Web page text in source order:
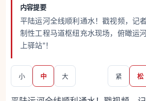
内容提要
平陆运河全线顺利通水！戳视频，记
制性工程马道枢纽充水现场，俯瞰运
上驿站”！
小 中 大 紧 松